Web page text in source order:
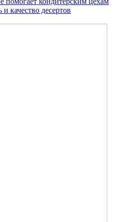
качество десертов